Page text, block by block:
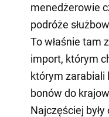
menedżerowie
podróże
To właśnie tam
import, którym
którym zarabiali
bonów do
Najczęściej